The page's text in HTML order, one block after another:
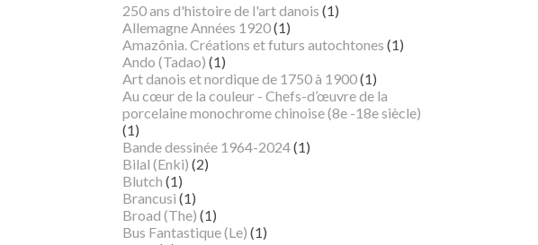
250 ans d'histoire de l'art danois (1)
Allemagne Années 1920(1)
Amazônia. Créations et futurs autochtones (1)
Ando (Tadao) (1)
Art danois et nordique de 1750 à 1900(1)
Au cœur de la couleur - Chefs-d’œuvre de la
porcelaine monochrome chinoise (8e -18e siècle)
(1)
Bande dessinée 1964-2024(1)
Bilal (Enki) (2)
Blutch (1)
Brancusi (1)
Broad (The) (1)
Bus Fantastique (Le) (1)